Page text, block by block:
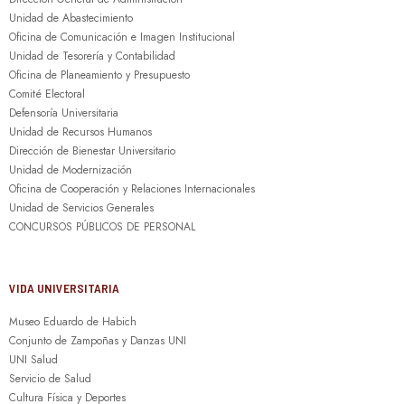
Unidad de Abastecimiento
Oficina de Comunicación e Imagen Institucional
Unidad de Tesorería y Contabilidad
Oficina de Planeamiento y Presupuesto
Comité Electoral
Defensoría Universitaria
Unidad de Recursos Humanos
Dirección de Bienestar Universitario
Unidad de Modernización
Oficina de Cooperación y Relaciones Internacionales
Unidad de Servicios Generales
CONCURSOS PÚBLICOS DE PERSONAL
VIDA UNIVERSITARIA
Museo Eduardo de Habich
Conjunto de Zampoñas y Danzas UNI
UNI Salud
Servicio de Salud
Cultura Física y Deportes